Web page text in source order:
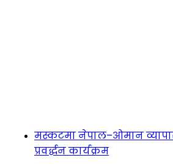
मस्कटमा नेपाल–ओमान
प्रवर्द्धन कार्यक्रम